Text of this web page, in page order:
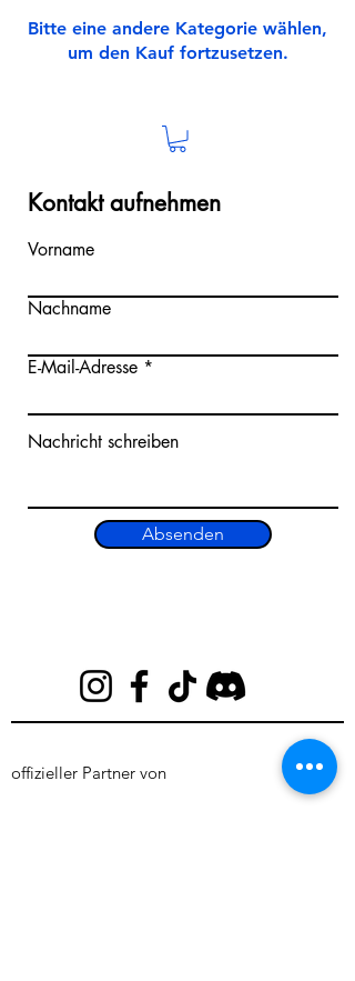
Bitte eine andere Kategorie wählen,
um den Kauf fortzusetzen.
Kontakt aufnehmen
Vorname
Nachname
E-Mail-Adresse
Nachricht schreiben
Absenden
offizieller Partner von